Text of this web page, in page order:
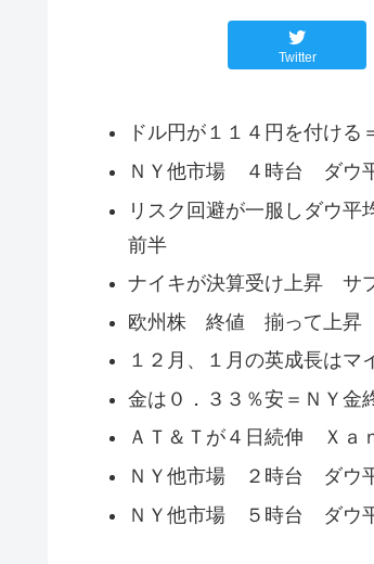
Twitter
ドル円が１１４円を付ける
ＮＹ他市場 ４時台 ダウ
リスク回避が一服しダウ
前半
ナイキが決算受け上昇 サ
欧州株 終値 揃って上昇
１２月、１月の英成長はマ
金は０．３３％安＝ＮＹ金
ＡＴ＆Ｔが４日続伸 Ｘａ
ＮＹ他市場 ２時台 ダウ
ＮＹ他市場 ５時台 ダウ